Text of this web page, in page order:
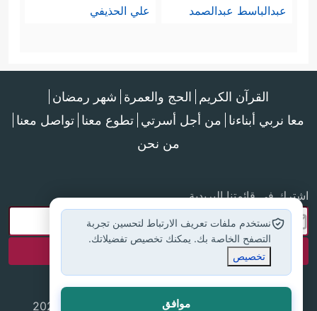
عبدالباسط عبدالصمد علي الحذيفي
القرآن الكريم الحج والعمرة شهر رمضان
معا نربي أبناءنا من أجل أسرتي تطوع معنا تواصل معنا
من نحن
اشترك في قائمتنا البريدية
جميع الحقوق محفوظة لموقع إسلام أون لاين © 2025
نستخدم ملفات تعريف الارتباط لتحسين تجربة
التصفح الخاصة بك. يمكنك تخصيص تفضيلاتك.
تخصيص
موافق